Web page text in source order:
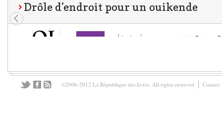
Drôle d’endroit pour un ouikende
©2006-2012 La République des livres. All rights reserved Contact